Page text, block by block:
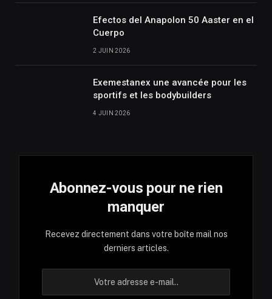
Efectos del Anapolon 50 Aaster en el
Cuerpo
2 JUIN 2026
Exemestanex une avancée pour les
sportifs et les bodybuilders
4 JUIN 2026
Abonnez-vous pour ne rien
manquer
Recevez directement dans votre boîte mail nos
derniers articles.